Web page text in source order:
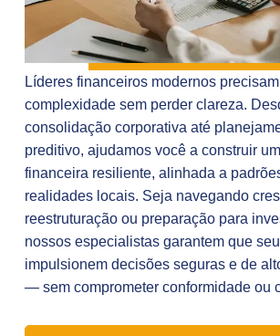
Líderes financeiros modernos
complexidade sem perder clareza.
consolidação corporativa até
preditivo, ajudamos você a construir
financeira resiliente, alinhada a
realidades locais. Seja navegando
reestruturação ou preparação para
nossos especialistas garantem que
impulsionem decisões seguras e de
— sem comprometer conformidade ou